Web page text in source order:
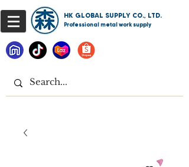
HK GLOBAL SUPPLY CO., LTD.
Professional metal work supply